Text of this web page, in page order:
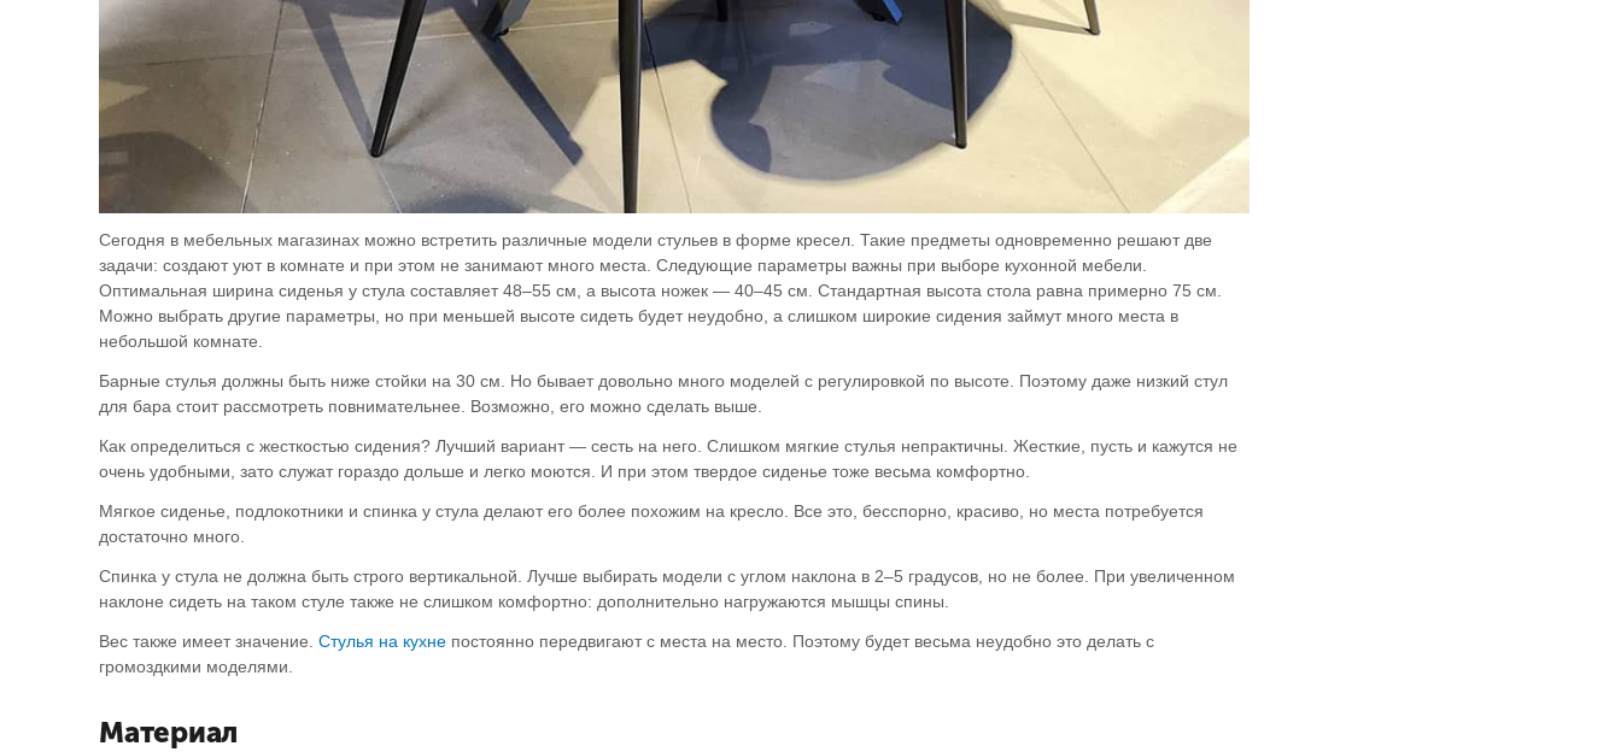
Сегодня в мебельных магазинах можно встретить различные модели стульев в форме кресел. Такие предметы одновременно решают две
задачи: создают уют в комнате и при этом не занимают много места. Следующие параметры важны при выборе кухонной мебели.
Оптимальная ширина сиденья у стула составляет 48–55 см, а высота ножек — 40–45 см. Стандартная высота стола равна примерно 75 см.
Можно выбрать другие параметры, но при меньшей высоте сидеть будет неудобно, а слишком широкие сидения займут много места в
небольшой комнате.
Барные стулья должны быть ниже стойки на 30 см. Но бывает довольно много моделей с регулировкой по высоте. Поэтому даже низкий стул
для бара стоит рассмотреть повнимательнее. Возможно, его можно сделать выше.
Как определиться с жесткостью сидения? Лучший вариант — сесть на него. Слишком мягкие стулья непрактичны. Жесткие, пусть и кажутся не
очень удобными, зато служат гораздо дольше и легко моются. И при этом твердое сиденье тоже весьма комфортно.
Мягкое сиденье, подлокотники и спинка у стула делают его более похожим на кресло. Все это, бесспорно, красиво, но места потребуется
достаточно много.
Спинка у стула не должна быть строго вертикальной. Лучше выбирать модели с углом наклона в 2–5 градусов, но не более. При увеличенном
наклоне сидеть на таком стуле также не слишком комфортно: дополнительно нагружаются мышцы спины.
Вес также имеет значение. Стулья на кухне постоянно передвигают с места на место. Поэтому будет весьма неудобно это делать с
громоздкими моделями.
Материал